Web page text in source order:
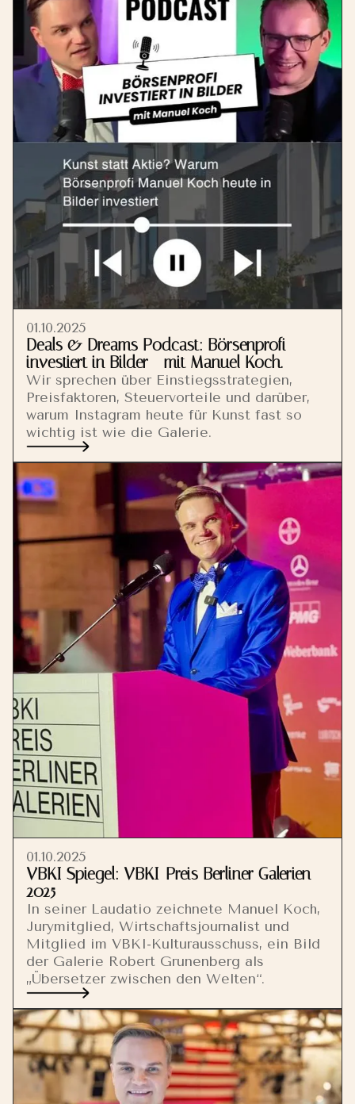
01.10.2025
Deals & Dreams Podcast: Börsenprofi
investiert in Bilder - mit Manuel Koch.
Wir sprechen über Einstiegsstrategien,
Preisfaktoren, Steuervorteile und darüber,
warum Instagram heute für Kunst fast so
wichtig ist wie die Galerie.
01.10.2025
VBKI Spiegel: VBKI-Preis Berliner Galerien
2025
In seiner Laudatio zeichnete Manuel Koch,
Jurymitglied, Wirtschaftsjournalist und
Mitglied im VBKI-Kulturausschuss, ein Bild
der Galerie Robert Grunenberg als
„Übersetzer zwischen den Welten“.